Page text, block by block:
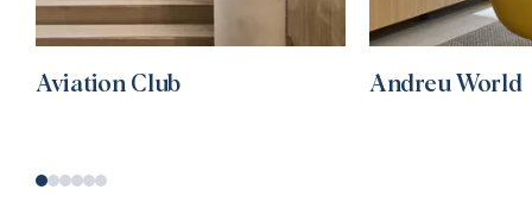
Aviation Club Andreu World